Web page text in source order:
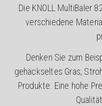
Die KNOLL MultiBaler
verschiedene
Denken Sie zum
gehäckseltes Gras,
Produkte. Eine hohe